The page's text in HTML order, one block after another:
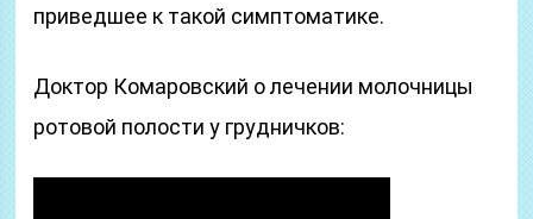
приведшее к такой симптоматике.
Доктор Комаровский о лечении молочницы
ротовой полости у грудничков: